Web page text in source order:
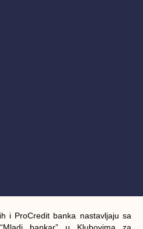
i ProCredit banka nastavljaju sa
bankar” u Klubovima za